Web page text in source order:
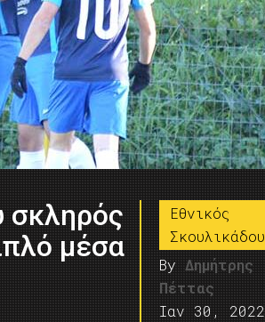
σκληρός
μέσα
Εθνικός
Σκουλικάδου
By Δημήτρης
Πέττας
Ιαν 30, 2022